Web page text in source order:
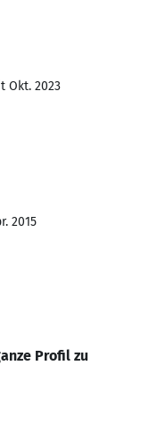
Okt. 2023
2015
Profil zu